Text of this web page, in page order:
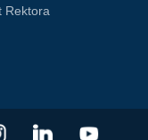
Rektora